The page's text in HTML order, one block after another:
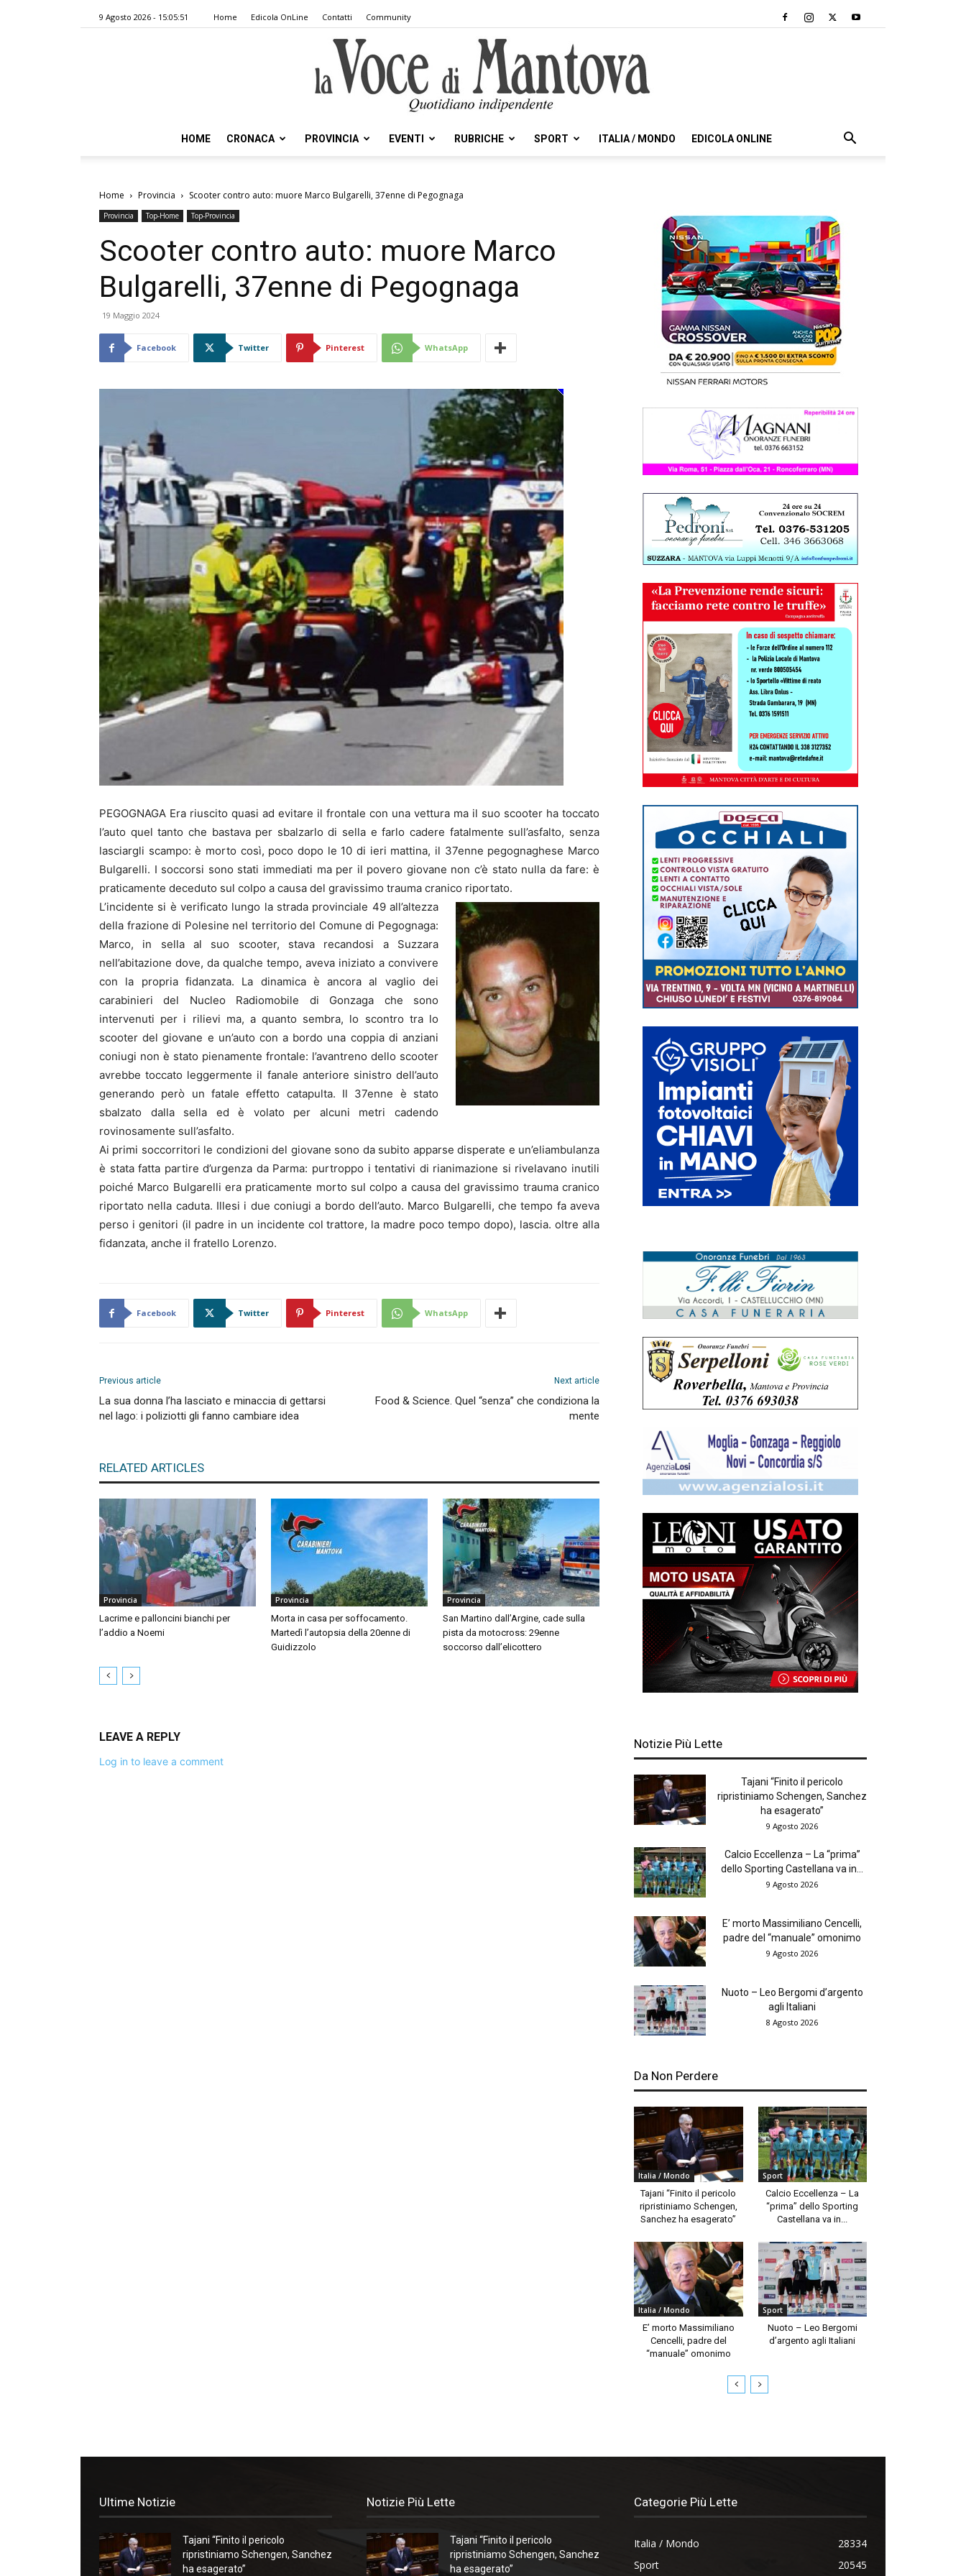
9 Agosto 2026 - 15:05:51 Home Edicola OnLine Contatti Community
Voce
Mantova
HOME CRONACA PROVINCIA EVENTI RUBRICHE SPORT ITALIA / MONDO EDICOLA ONLINE
Home Provincia Scooter contro auto: muore Marco Bulgarelli, 37enne di Pegognaga
Provincia Top-Home Top-Provincia
Scooter contro auto: muore Marco
Bulgarelli, 37enne di Pegognaga
19 Maggio 2024
Facebook Twitter Pinterest WhatsApp
PEGOGNAGA Era riuscito quasi ad evitare il frontale con una vettura ma il suo scooter ha toccato
l’auto quel tanto che bastava per sbalzarlo di sella e farlo cadere fatalmente sull’asfalto, senza
lasciargli scampo: è morto così, poco dopo le 10 di ieri mattina, il 37enne pegognaghese Marco
Bulgarelli. I soccorsi sono stati immediati ma per il povero giovane non c’è stato nulla da fare: è
praticamente deceduto sul colpo a causa del gravissimo trauma cranico riportato.
L’incidente si è verificato lungo la strada provinciale 49 all’altezza
della frazione di Polesine nel territorio del Comune di Pegognaga:
Marco, in sella al suo scooter, stava recandosi a Suzzara
nell’abitazione dove, da qualche tempo, aveva iniziato a convivere
con la propria fidanzata. La dinamica è ancora al vaglio dei
carabinieri del Nucleo Radiomobile di Gonzaga che sono
intervenuti per i rilievi ma, a quanto sembra, lo scontro tra lo
scooter del giovane e un’auto con a bordo una coppia di anziani
coniugi non è stato pienamente frontale: l’avantreno dello scooter
avrebbe toccato leggermente il fanale anteriore sinistro dell’auto
generando però un fatale effetto catapulta. Il 37enne è stato
sbalzato dalla sella ed è volato per alcuni metri cadendo
rovinosamente sull’asfalto.
Ai primi soccorritori le condizioni del giovane sono da subito apparse disperate e un’eliambulanza
è stata fatta partire d’urgenza da Parma: purtroppo i tentativi di rianimazione si rivelavano inutili
poiché Marco Bulgarelli era praticamente morto sul colpo a causa del gravissimo trauma cranico
riportato nella caduta. Illesi i due coniugi a bordo dell’auto. Marco Bulgarelli, che tempo fa aveva
perso i genitori (il padre in un incidente col trattore, la madre poco tempo dopo), lascia. oltre alla
fidanzata, anche il fratello Lorenzo.
Facebook Twitter Pinterest WhatsApp
Previous article
La sua donna l’ha lasciato e minaccia di gettarsi
nel lago: i poliziotti gli fanno cambiare idea
Next article
Food & Science. Quel “senza” che condiziona la
mente
RELATED ARTICLES
Provincia
Lacrime e palloncini bianchi per
l’addio a Noemi
Provincia
Morta in casa per soffocamento.
Martedì l’autopsia della 20enne di
Guidizzolo
Provincia
San Martino dall’Argine, cade sulla
pista da motocross: 29enne
soccorso dall’elicottero
LEAVE A REPLY
Log in to leave a comment
Notizie Più Lette
Tajani “Finito il pericolo
ripristiniamo Schengen, Sanchez
ha esagerato”
9 Agosto 2026
Calcio Eccellenza – La “prima”
dello Sporting Castellana va in...
9 Agosto 2026
E’ morto Massimiliano Cencelli,
padre del “manuale” omonimo
9 Agosto 2026
Nuoto – Leo Bergomi d’argento
agli Italiani
8 Agosto 2026
Da Non Perdere
Italia / Mondo
Tajani “Finito il pericolo
ripristiniamo Schengen,
Sanchez ha esagerato”
Sport
Calcio Eccellenza – La
“prima” dello Sporting
Castellana va in...
Italia / Mondo
E’ morto Massimiliano
Cencelli, padre del
“manuale” omonimo
Sport
Nuoto – Leo Bergomi
d’argento agli Italiani
Ultime Notizie
Tajani “Finito il pericolo
ripristiniamo Schengen, Sanchez
ha esagerato”
Notizie Più Lette
Tajani “Finito il pericolo
ripristiniamo Schengen, Sanchez
ha esagerato”
Categorie Più Lette
Italia / Mondo
28334
Sport
20545